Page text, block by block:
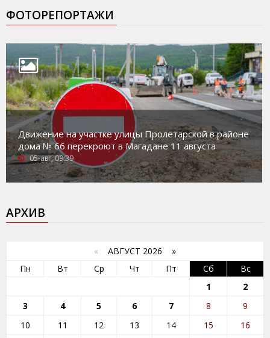
ФОТОРЕПОРТАЖИ
Движение на участке улицы Пролетарской в районе
дома № 66 перекроют в Магадане 11 августа
05-авг, 09:39
АРХИВ
« АВГУСТ 2026 »
Пн
Вт Ср Чт Пт Сб
Вс
1
2
3
4 5 6 7 8
9
10
11 12 13 14 15
16